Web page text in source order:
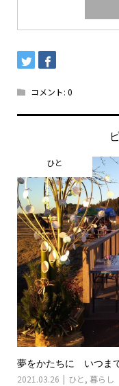
コメント: 0
ひと
夢をかたちに いつま
2021.03.26 ひと , 暮らし